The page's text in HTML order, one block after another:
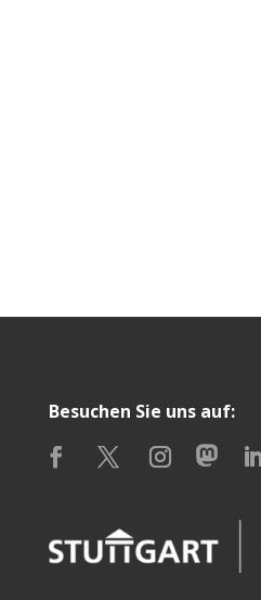
Besuchen Sie uns auf: